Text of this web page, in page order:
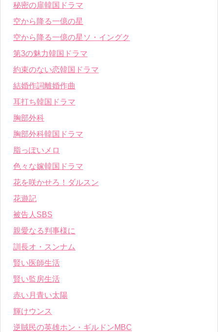
秘密の扉韓国ドラマ
空から降る一億の星
空から降る一億の星ソ・イングク
第3の魅力韓国ドラマ
約束のない恋韓国ドラマ
結婚作詞離婚作曲
耳打ち韓国ドラマ
胸部外科
胸部外科韓国ドラマ
脂っぽいメロ
色々な嫁韓国ドラマ
花を咲かせろ！ダルスン
花遊記
被告人SBS
親愛なる判事様に
訓長オ・スンナム
賢い医師生活
賢い監房生活
赤い月青い太陽
輝けウンス
逆賊民の英雄ホン・ギルドンMBC